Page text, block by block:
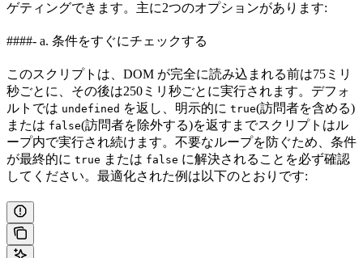
ゲティングできます。主に2つのオプションがあります:
####- a. 条件をすぐにチェックする
このスクリプトは、DOM が完全に読み込まれる前は75ミリ
秒ごとに、その後は250ミリ秒ごとに実行されます。デフォ
ルトでは undefined を返し、明示的に true(訪問者を含める)
または false(訪問者を除外する)を返すまでスクリプトはル
ープ内で実行され続けます。不要なループを防ぐため、条件
が最終的に true または false に解決されることを必ず確認
してください。最適化された例は以下のとおりです: